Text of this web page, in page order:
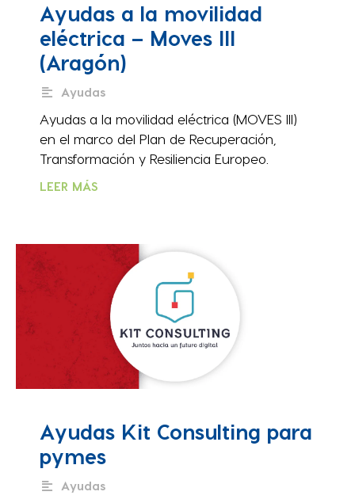
Ayudas a la movilidad
eléctrica – Moves III
(Aragón)
Ayudas
Ayudas a la movilidad eléctrica (MOVES III)
en el marco del Plan de Recuperación,
Transformación y Resiliencia Europeo.
LEER MÁS
Ayudas Kit Consulting para
pymes
Ayudas